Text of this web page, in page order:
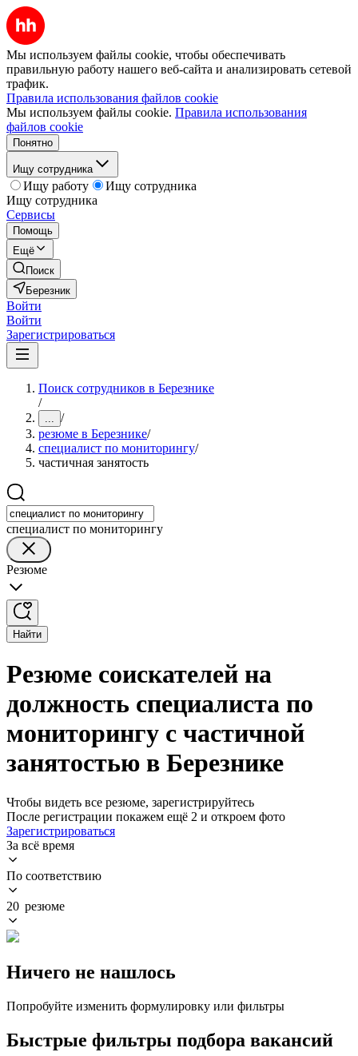
Мы используем файлы cookie, чтобы обеспечивать
правильную работу нашего веб-сайта и анализировать сетевой
трафик.
Правила использования файлов cookie
Мы используем файлы cookie. Правила использования
файлов cookie
Понятно
Ищу сотрудника
Ищу работу
Ищу сотрудника
Ищу сотрудника
Сервисы
Помощь
Ещё
Поиск
Березник
Войти
Войти
Зарегистрироваться
Поиск сотрудников в Березнике
/
... /
резюме в Березнике/
специалист по мониторингу/
частичная занятость
специалист по мониторингу
Резюме
Найти
Резюме соискателей на
должность специалиста по
мониторингу с частичной
занятостью в Березнике
Чтобы видеть все резюме, зарегистрируйтесь
После регистрации покажем ещё 2 и откроем фото
Зарегистрироваться
За всё время
По соответствию
20 резюме
Ничего не нашлось
Попробуйте изменить формулировку или фильтры
Быстрые фильтры подбора вакансий